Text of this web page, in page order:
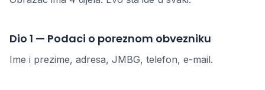
Dio 1 — Podaci o poreznom obvezniku
Ime i prezime, adresa, JMBG, telefon, e-mail.